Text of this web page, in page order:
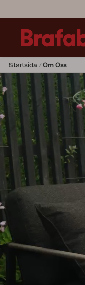
Produkter
Soffa
Fåtölj
Utekök
Vilsäng
Relax
Hammock
Paviljong
Accessoar
Förvaring
Möbelskydd
Startsida Om Oss